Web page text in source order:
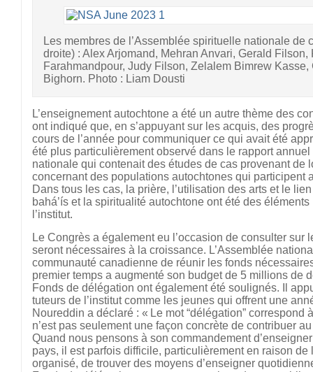
Les membres de l’Assemblée spirituelle nationale de
droite) : Alex Arjomand, Mehran Anvari, Gerald
Farahmandpour, Judy Filson, Zelalem Bimrew
Bighorn. Photo : Liam Dousti
L’enseignement autochtone a été un autre thème des
ont indiqué que, en s’appuyant sur les acquis, des
cours de l’année pour communiquer ce qui avait été
été plus particulièrement observé dans le rapport
nationale qui contenait des études de cas provenant de
concernant des populations autochtones qui participent
Dans tous les cas, la prière, l’utilisation des arts et le
bahá’ís et la spiritualité autochtone ont été des
l’institut.
Le Congrès a également eu l’occasion de consulter sur
seront nécessaires à la croissance. L’Assemblée
communauté canadienne de réunir les fonds
premier temps a augmenté son budget de 5 millions de
Fonds de délégation ont également été soulignés. Il
tuteurs de l’institut comme les jeunes qui offrent une
Noureddin a déclaré : « Le mot “délégation” correspond
n’est pas seulement une façon concrète de contribuer
Quand nous pensons à son commandement
pays, il est parfois difficile, particulièrement en raison de
organisé, de trouver des moyens d’enseigner